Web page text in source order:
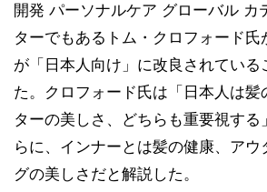
開発 パーソナルケア グローバル カ
ターでもあるトム・クロフォード
が「日本人向け」に改良されている
た。クロフォード氏は「日本人は髪
ターの美しさ、どちらも重要視する
らに、インナーとは髪の健康、アウ
グの美しさだと解説した。